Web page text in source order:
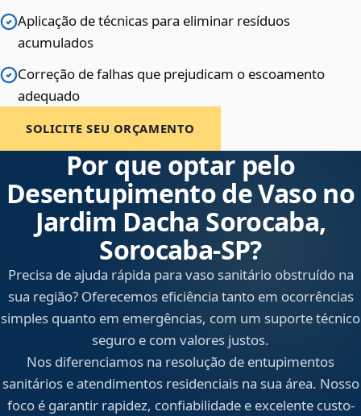
Aplicação de técnicas para eliminar resíduos
acumulados
Correção de falhas que prejudicam o escoamento
adequado
SOLICITE SEU ORÇAMENTO
Por que optar pelo
Desentupimento de Vaso no
Jardim Dacha Sorocaba,
Sorocaba‑SP?
Precisa de ajuda rápida para vaso sanitário obstruído na
sua região? Oferecemos eficiência tanto em ocorrências
simples quanto em emergências, com um suporte técnico
seguro e com valores justos.
Nos diferenciamos na resolução de entupimentos
sanitários e atendimentos residenciais na sua área. Nosso
foco é garantir rapidez, confiabilidade e excelente custo-